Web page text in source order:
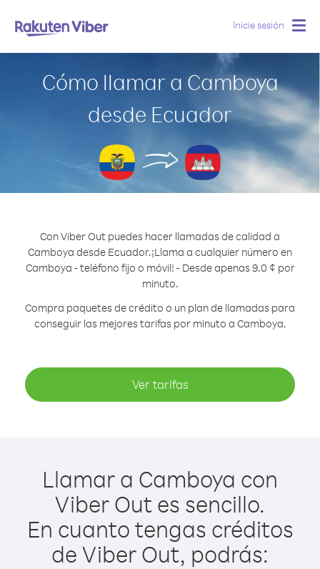
Inicie sesión
Cómo llamar a Camboya
desde Ecuador
Con Viber Out puedes hacer llamadas de calidad a
Camboya desde Ecuador.¡Llama a cualquier número en
Camboya - teléfono fijo o móvil! - Desde apenas 9.0 ¢ por
minuto.
Compra paquetes de crédito o un plan de llamadas para
conseguir las mejores tarifas por minuto a Camboya.
Ver tarifas
Llamar a Camboya con
Viber Out es sencillo.
En cuanto tengas créditos
de Viber Out, podrás: